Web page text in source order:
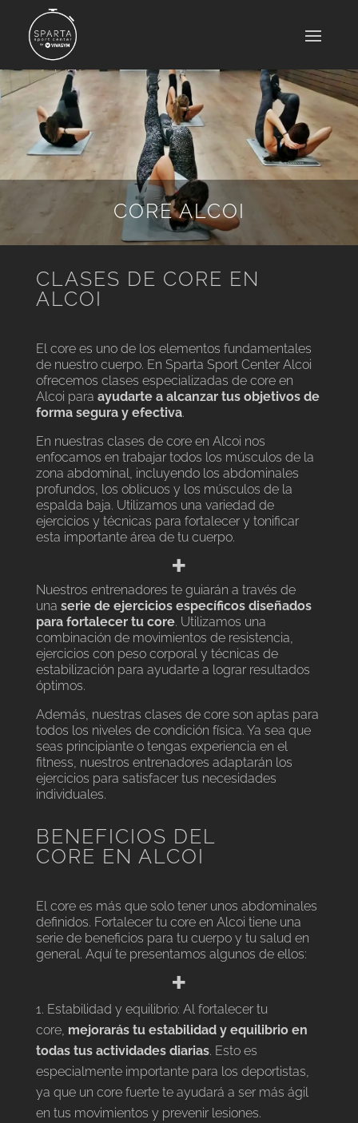
CORE ALCOI
CLASES DE CORE EN
ALCOI
El core es uno de los elementos fundamentales
de nuestro cuerpo. En Sparta Sport Center Alcoi
ofrecemos clases especializadas de core en
Alcoi para ayudarte a alcanzar tus objetivos de
forma segura y efectiva.
En nuestras clases de core en Alcoi nos
enfocamos en trabajar todos los músculos de la
zona abdominal, incluyendo los abdominales
profundos, los oblicuos y los músculos de la
espalda baja. Utilizamos una variedad de
ejercicios y técnicas para fortalecer y tonificar
esta importante área de tu cuerpo.
+
Nuestros entrenadores te guiarán a través de
una serie de ejercicios específicos diseñados
para fortalecer tu core. Utilizamos una
combinación de movimientos de resistencia,
ejercicios con peso corporal y técnicas de
estabilización para ayudarte a lograr resultados
óptimos.
Además, nuestras clases de core son aptas para
todos los niveles de condición física. Ya sea que
seas principiante o tengas experiencia en el
fitness, nuestros entrenadores adaptarán los
ejercicios para satisfacer tus necesidades
individuales.
BENEFICIOS DEL
CORE EN ALCOI
El core es más que solo tener unos abdominales
definidos. Fortalecer tu core en Alcoi tiene una
serie de beneficios para tu cuerpo y tu salud en
general. Aquí te presentamos algunos de ellos:
+
Estabilidad y equilibrio: Al fortalecer tu
core, mejorarás tu estabilidad y equilibrio en
todas tus actividades diarias. Esto es
especialmente importante para los deportistas,
ya que un core fuerte te ayudará a ser más ágil
en tus movimientos y prevenir lesiones.